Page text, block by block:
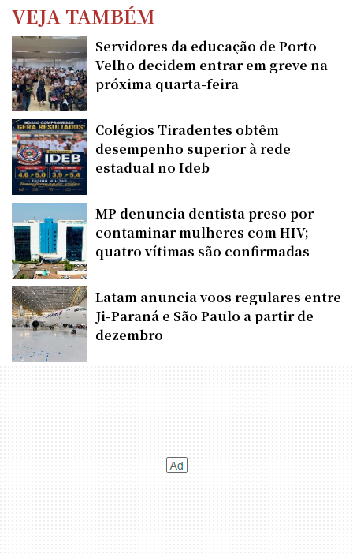
VEJA TAMBÉM
Servidores da educação de Porto
Velho decidem entrar em greve na
próxima quarta-feira
Colégios Tiradentes obtêm
desempenho superior à rede
estadual no Ideb
MP denuncia dentista preso por
contaminar mulheres com HIV;
quatro vítimas são confirmadas
Latam anuncia voos regulares entre
Ji-Paraná e São Paulo a partir de
dezembro